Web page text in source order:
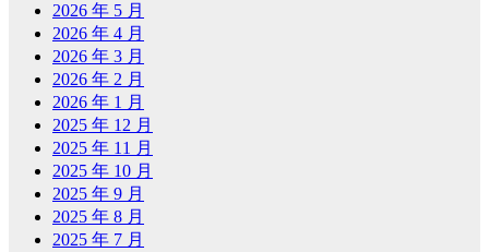
2026 年 5 月
2026 年 4 月
2026 年 3 月
2026 年 2 月
2026 年 1 月
2025 年 12 月
2025 年 11 月
2025 年 10 月
2025 年 9 月
2025 年 8 月
2025 年 7 月